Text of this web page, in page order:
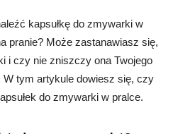
kapsułkę do zmywarki w
pranie? Może zastanawiasz się,
i czy nie zniszczy ona Twojego
W tym artykule dowiesz się, czy
do zmywarki w pralce.